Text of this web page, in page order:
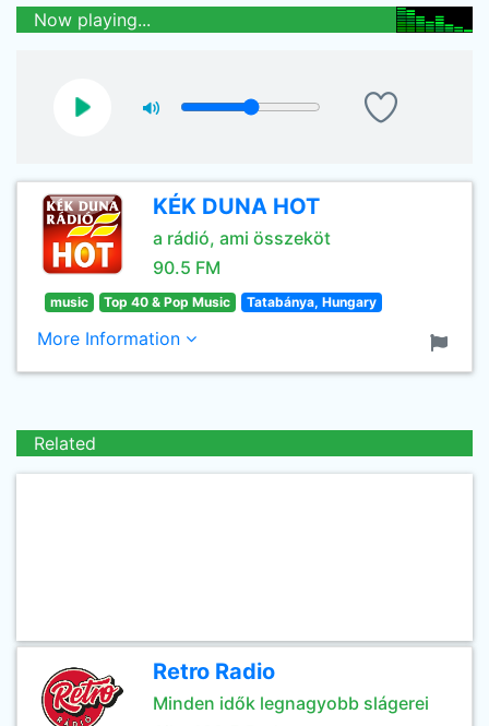
Now playing...
KÉK DUNA HOT
a rádió, ami összeköt
90.5 FM
music Top 40 & Pop Music Tatabánya, Hungary
More Information
Related
Retro Radio
Minden idők legnagyobb slágerei